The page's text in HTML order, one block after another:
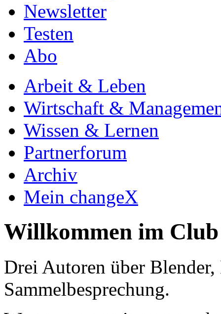
Newsletter
Testen
Abo
Arbeit & Leben
Wirtschaft &
Wissen & Lernen
Partnerforum
Archiv
Mein changeX
Willkommen im
Drei Autoren über
Sammelbesprechung.